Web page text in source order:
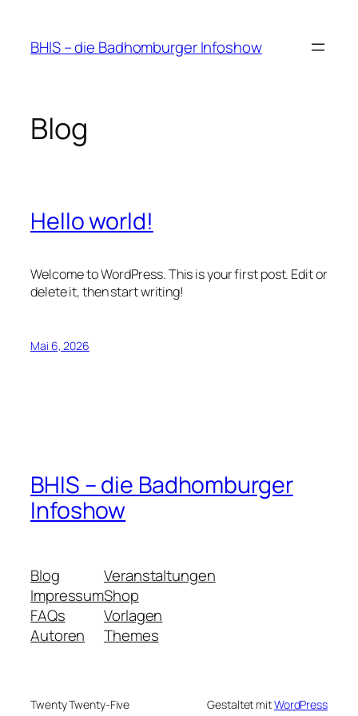
springen
BHIS – die Badhomburger Infoshow
Blog
Hello world!
Welcome to WordPress. This is your first post. Edit or
delete it, then start writing!
Mai 6, 2026
BHIS – die Badhomburger
Infoshow
Blog
Impressum
FAQs
Autoren
Veranstaltungen
Shop
Vorlagen
Themes
Twenty Twenty-Five Gestaltet mitWordPress